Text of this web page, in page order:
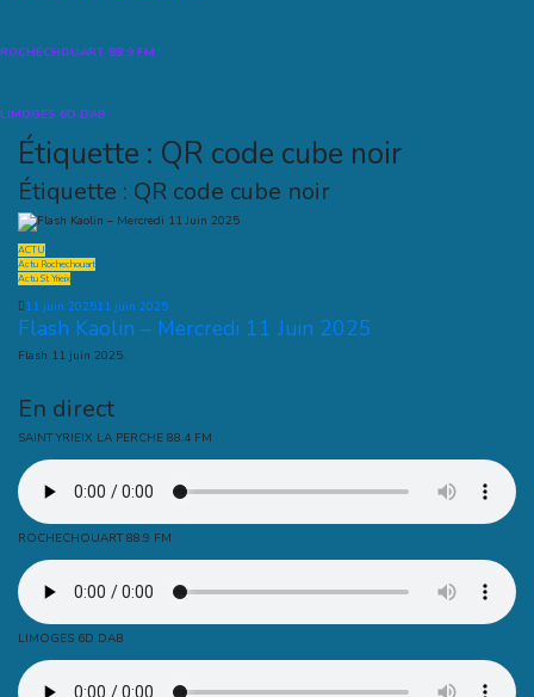
ROCHECHOUART 88.9 FM
LIMOGES 6D DAB
Étiquette : QR code cube noir
Étiquette : QR code cube noir
ACTU
Actu Rochechouart
Actu St Yrieix
11 juin 202511 juin 2025
Flash Kaolin – Mercredi 11 Juin 2025
Flash 11 juin 2025.
En direct
SAINT YRIEIX LA PERCHE 88.4 FM
ROCHECHOUART 88.9 FM
LIMOGES 6D DAB